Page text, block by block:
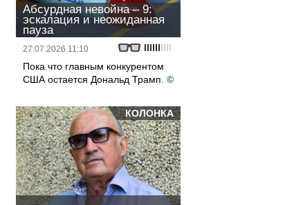
Абсурдная невойна – 9:
эскалация и неожиданная
пауза
27.07.2026 11:10
Пока что главным конкурентом
США остается Дональд Трамп. ©
КОЛОНКА